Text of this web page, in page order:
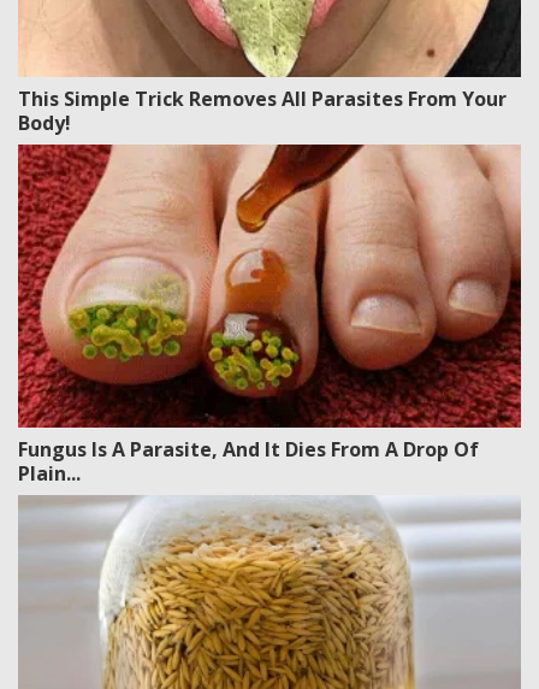
This Simple Trick Removes All Parasites From Your
Body!
Fungus Is A Parasite, And It Dies From A Drop Of
Plain...